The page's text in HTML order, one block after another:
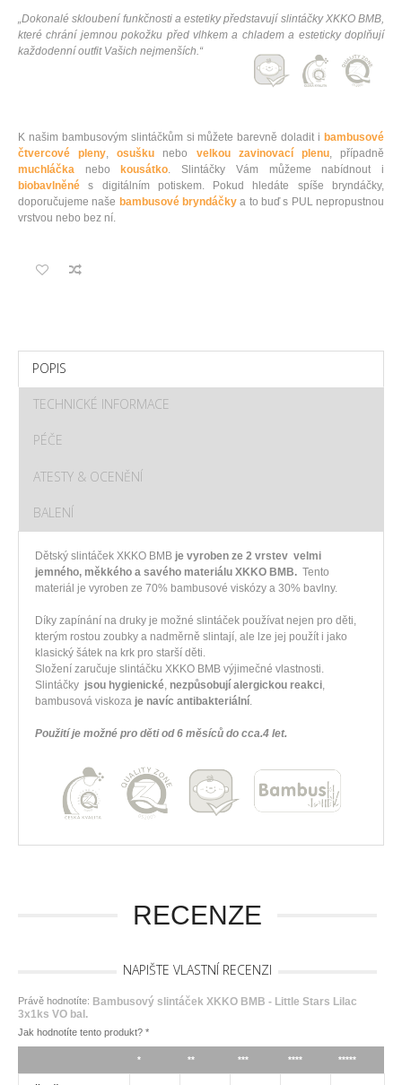
„Dokonalé skloubení funkčnosti a estetiky představují slintáčky XKKO BMB,
které chrání jemnou pokožku před vlhkem a chladem a esteticky doplňují
každodenní outfit Vašich nejmenších.“
K našim bambusovým slintáčkům si můžete barevně doladit i bambusové
čtvercové pleny,osušku nebo velkou zavinovací plenu, případně
muchláčka nebo kousátko. Slintáčky Vám můžeme nabídnout i
biobavlněné s digitálním potiskem. Pokud hledáte spíše bryndáčky,
doporučujeme naše bambusové bryndáčky a to buď s PUL nepropustnou
vrstvou nebo bez ní.
POPIS
TECHNICKÉ INFORMACE
PÉČE
ATESTY & OCENĚNÍ
BALENÍ
Dětský slintáček XKKO BMB je vyroben ze 2 vrstev velmi
jemného, měkkého a savého materiálu XKKO BMB. Tento
materiál je vyroben ze 70% bambusové viskózy a 30% bavlny.
Díky zapínání na druky je možné slintáček používat nejen pro děti,
kterým rostou zoubky a nadměrně slintají, ale lze jej použít i jako
klasický šátek na krk pro starší děti.
Složení zaručuje slintáčku XKKO BMB výjimečné vlastnosti.
Slintáčky jsou hygienické, nezpůsobují alergickou reakci,
bambusová viskoza je navíc antibakteriální.
Použití je možné pro děti od 6 měsíců do cca.4 let.
RECENZE
NAPIŠTE VLASTNÍ RECENZI
Právě hodnotíte: Bambusový slintáček XKKO BMB - Little Stars Lilac
3x1ks VO bal.
Jak hodnotíte tento produkt? *
* ** *** **** *****